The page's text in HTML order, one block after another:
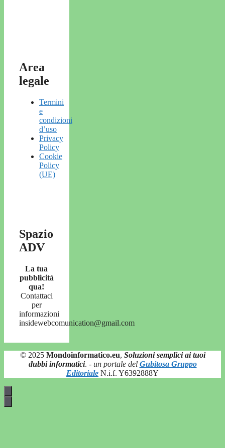
Area
legale
Termini
e
condizioni
d’uso
Privacy
Policy
Cookie
Policy
(UE)
Spazio
ADV
La tua
pubblicità
qua!
Contattaci
per
informazioni
insidewebcomunication@gmail.com
© 2025 Mondoinformatico.eu, Soluzioni semplici ai tuoi
dubbi informatici. - un portale del Gubitosa Gruppo
Editoriale N.i.f. Y6392888Y